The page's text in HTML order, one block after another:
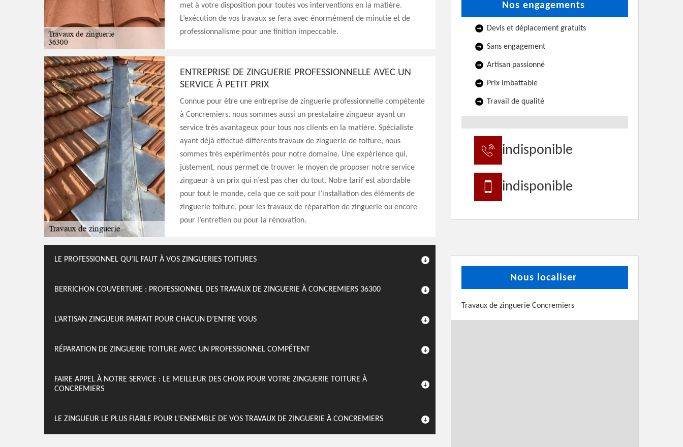
met à votre disposition pour toutes vos interventions en la matière.
L’exécution de vos travaux se fera avec énormément de minutie et de
professionnalisme pour une finition impeccable.
ENTREPRISE DE ZINGUERIE PROFESSIONNELLE AVEC UN
SERVICE À PETIT PRIX
Connue pour être une entreprise de zinguerie professionnelle compétente
à Concremiers, nous sommes aussi un prestataire zingueur ayant un
service très avantageux pour tous nos clients en la matière. Spécialiste
ayant déjà effectué différents travaux de zinguerie de toiture, nous
sommes très expérimentés pour notre domaine. Une expérience qui,
justement, nous permet de trouver le moyen de proposer notre service
zingueur à un prix qui n’est pas cher du tout. Notre tarif est abordable
pour tout le monde, cela que ce soit pour l’installation des éléments de
zinguerie toiture, pour les travaux de réparation de zinguerie ou encore
pour l’entretien ou pour la rénovation.
LE PROFESSIONNEL QU’IL FAUT À VOS ZINGUERIES TOITURES
BERRICHON COUVERTURE : PROFESSIONNEL DES TRAVAUX DE ZINGUERIE À CONCREMIERS 36300
L’ARTISAN ZINGUEUR PARFAIT POUR CHACUN D’ENTRE VOUS
RÉPARATION DE ZINGUERIE TOITURE AVEC UN PROFESSIONNEL COMPÉTENT
FAIRE APPEL À NOTRE SERVICE : LE MEILLEUR DES CHOIX POUR VOTRE ZINGUERIE TOITURE À
CONCREMIERS
LE ZINGUEUR LE PLUS FIABLE POUR L’ENSEMBLE DE VOS TRAVAUX DE ZINGUERIE À CONCREMIERS
Nos engagements
Devis et déplacement gratuits
Sans engagement
Artisan passionné
Prix imbattable
Travail de qualité
indisponible
indisponible
Nous localiser
Travaux de zinguerie Concremiers